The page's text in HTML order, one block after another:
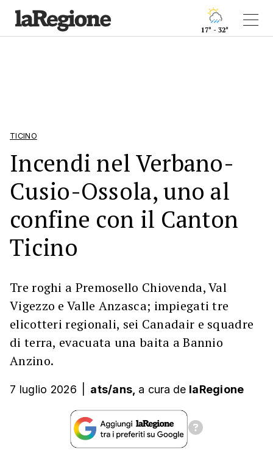
17° - 32°
TICINO
Incendi nel Verbano-
Cusio-Ossola, uno al
confine con il Canton
Ticino
Tre roghi a Premosello Chiovenda, Val
Vigezzo e Valle Anzasca; impiegati tre
elicotteri regionali, sei Canadair e squadre
di terra, evacuata una baita a Bannio
Anzino.
7 luglio 2026 ats/ans, a cura de laRegione